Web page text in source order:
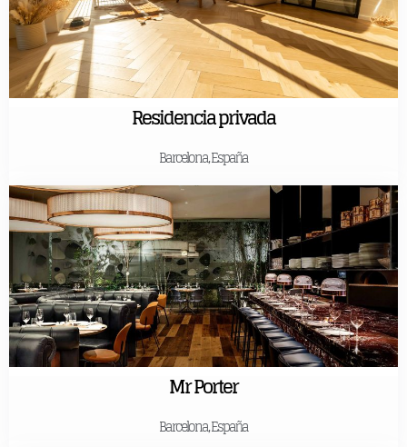
Residencia privada
Barcelona, España
Mr Porter
Barcelona, España